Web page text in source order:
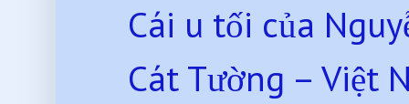
Cái u tối của
Cát Tường – Việt